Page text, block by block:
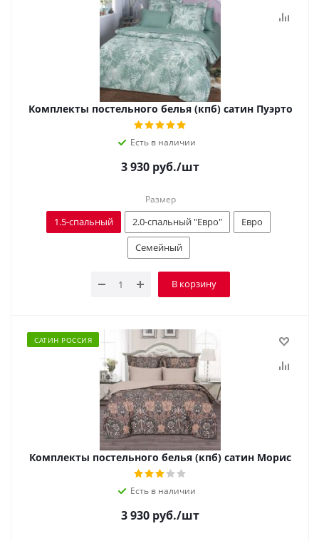
Комплекты постельного белья (кпб) сатин Пуэрто
Есть в наличии
3 930 руб./шт
Размер
1.5-спальный 2.0-спальный "Евро"
Евро
Семейный
В корзину
САТИН РОССИЯ
Комплекты постельного белья (кпб) сатин Морис
Есть в наличии
3 930 руб./шт